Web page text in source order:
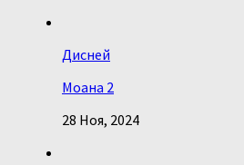
Дисней
Моана 2
28 Ноя, 2024